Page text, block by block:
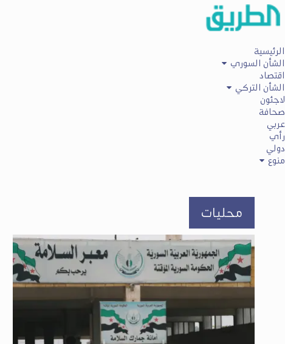
الرئيسية
الشأن السوري
اقتصاد
الشأن التركي
لاجئون
صحافة
عربي
رأي
دولي
منوع
محليات